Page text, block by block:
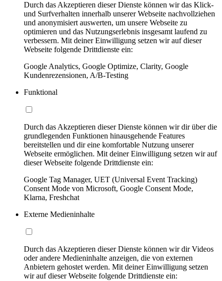
Durch das Akzeptieren dieser Dienste können wir das Klick-
und Surfverhalten innerhalb unserer Webseite nachvollziehen
und anonymisiert auswerten, um unsere Webseite zu
optimieren und das Nutzungserlebnis insgesamt laufend zu
verbessern. Mit deiner Einwilligung setzen wir auf dieser
Webseite folgende Drittdienste ein:
Google Analytics, Google Optimize, Clarity, Google
Kundenrezensionen, A/B-Testing
Funktional
Durch das Akzeptieren dieser Dienste können wir dir über die
grundlegenden Funktionen hinausgehende Features
bereitstellen und dir eine komfortable Nutzung unserer
Webseite ermöglichen. Mit deiner Einwilligung setzen wir auf
dieser Webseite folgende Drittdienste ein:
Google Tag Manager, UET (Universal Event Tracking)
Consent Mode von Microsoft, Google Consent Mode,
Klarna, Freshchat
Externe Medieninhalte
Durch das Akzeptieren dieser Dienste können wir dir Videos
oder andere Medieninhalte anzeigen, die von externen
Anbietern gehostet werden. Mit deiner Einwilligung setzen
wir auf dieser Webseite folgende Drittdienste ein: